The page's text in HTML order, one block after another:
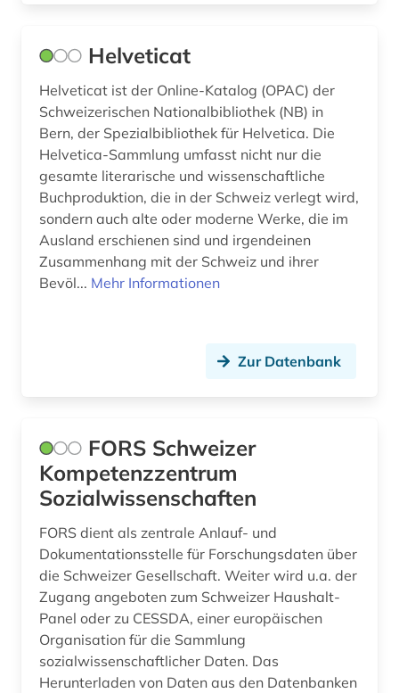
germanistik (1)
gesamtausgabe (2)
geschichte (21)
geschichte 1450-1800 (1)
geschichte 1500-1700 (1)
geschichte 1600-1995 (1)
geschichte 1641-1700 (1)
geschichte 1650-1800 (1)
geschichte 1860-1910 (1)
geschichte 1920- (1)
geschichte <1548-> (1)
geschichte <1700-1800> (1)
geschichte anfänge-1920 (1)
Helveticat
Helveticat ist der Online-Katalog (OPAC) der
Schweizerischen Nationalbibliothek (NB) in
Bern, der Spezialbibliothek für Helvetica. Die
Helvetica-Sammlung umfasst nicht nur die
gesamte literarische und wissenschaftliche
Buchproduktion, die in der Schweiz verlegt wird,
sondern auch alte oder moderne Werke, die im
Ausland erschienen sind und irgendeinen
Zusammenhang mit der Schweiz und ihrer
Bevöl... Mehr Informationen
Zur Datenbank
FORS Schweizer
Kompetenzzentrum
Sozialwissenschaften
FORS dient als zentrale Anlauf- und
Dokumentationsstelle für Forschungsdaten über
die Schweizer Gesellschaft. Weiter wird u.a. der
Zugang angeboten zum Schweizer Haushalt-
Panel oder zu CESSDA, einer europäischen
Organisation für die Sammlung
sozialwissenschaftlicher Daten. Das
Herunterladen von Daten aus den Datenbanken